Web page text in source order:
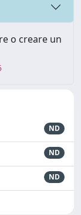
o creare un
ND
ND
ND